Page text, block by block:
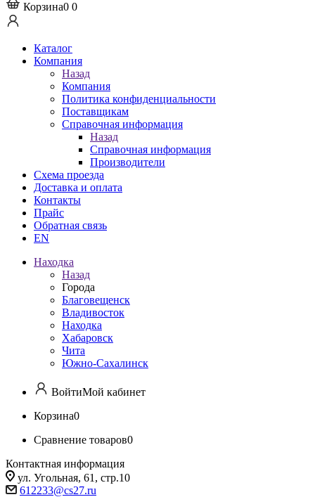
Корзина0 0
Каталог
Компания
Назад
Компания
Политика конфиденциальности
Поставщикам
Справочная информация
Назад
Справочная информация
Производители
Схема проезда
Доставка и оплата
Контакты
Прайс
Обратная связь
EN
Находка
Назад
Города
Благовещенск
Владивосток
Находка
Хабаровск
Чита
Южно-Сахалинск
ВойтиМой кабинет
Корзина0
Сравнение товаров0
Контактная информация
ул. Угольная, 61, стр.10
612233@cs27.ru